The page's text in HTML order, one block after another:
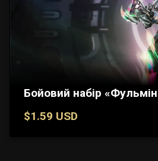
Бойовий набір
$1.59 USD